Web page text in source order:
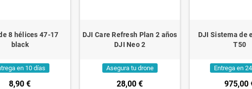
8 hélices 47-17
black
en 10 días
8,90 €
DJI Care Refresh Plan 2 años
DJI Neo 2
Asegura tu drone
28,00 €
DJI Sistema de
T50
Entrega en
975,00